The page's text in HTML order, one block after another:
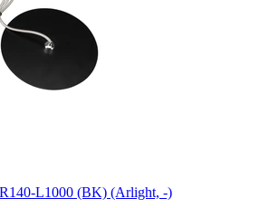
L1000 (BK) (Arlight, -)